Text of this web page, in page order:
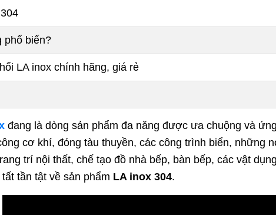
phổ biến?
LA inox chính hãng, giá rẻ
đang là dòng sản phẩm đa năng được ưa chuộng và
cơ khí, đóng tàu thuyền, các công trình biển, những
trí nội thất, chế tạo đồ nhà bếp, bàn bếp, các vật
tần tật về sản phẩm LA inox 304.